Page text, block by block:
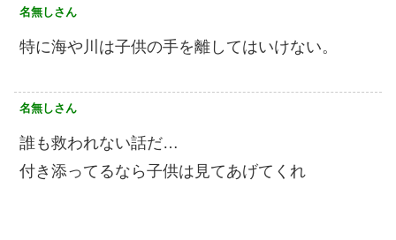
名無しさん
特に海や川は子供の手を離してはいけない。
名無しさん
誰も救われない話だ…
付き添ってるなら子供は見てあげてくれ